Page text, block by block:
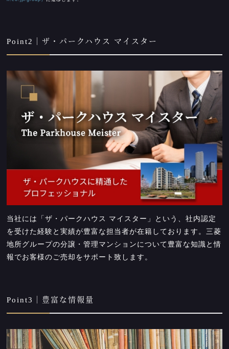
Point2｜ザ・パークハウス マイスター
当社には「ザ・パークハウス マイスター」という、社内認定
を受けた経験と実績が豊富な担当者が在籍しております。三菱
地所グループの分譲・管理マンションについて豊富な知識と情
報でお客様のご売却をサポート致します。
Point3｜豊富な情報量